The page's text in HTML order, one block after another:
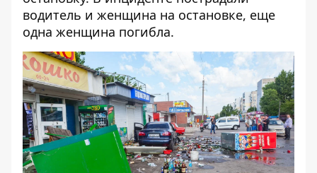
водитель и женщина на остановке, еще
одна женщина погибла.